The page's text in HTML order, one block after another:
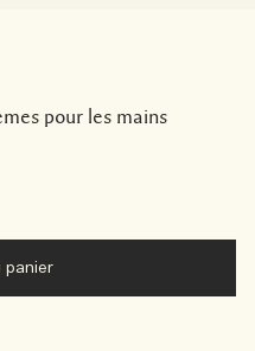
pour les mains
panier